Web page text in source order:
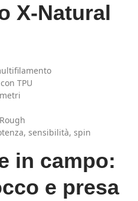
X-Natural
TPU
sensibilità, spin
in campo:
e presa